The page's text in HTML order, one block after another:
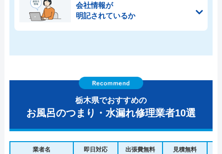
会社情報が
明記されているか
栃木県でおすすめの
お風呂のつまり・水漏れ修理業者10選
業者名 即日対応 出張費無料 見積無料